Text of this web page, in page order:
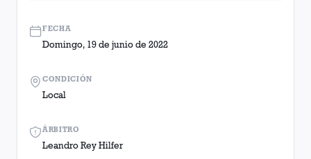
FECHA
Domingo, 19 de junio de 2022
ÁRBITRO
Leandro Rey Hilfer
CONDICIÓN
Local